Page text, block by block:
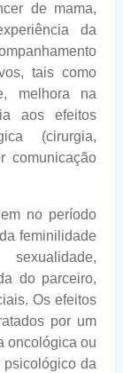
de mama,
da
tais como
melhora na
aos efeitos
(cirurgia,
comunicação
no período
feminilidade
do parceiro,
Os efeitos
por um
oncológica ou
psicológico da